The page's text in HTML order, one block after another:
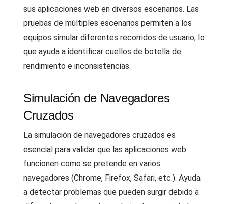
sus aplicaciones web en diversos escenarios. Las
pruebas de múltiples escenarios permiten a los
equipos simular diferentes recorridos de usuario, lo
que ayuda a identificar cuellos de botella de
rendimiento e inconsistencias.
Simulación de Navegadores
Cruzados
La simulación de navegadores cruzados es
esencial para validar que las aplicaciones web
funcionen como se pretende en varios
navegadores (Chrome, Firefox, Safari, etc.). Ayuda
a detectar problemas que pueden surgir debido a